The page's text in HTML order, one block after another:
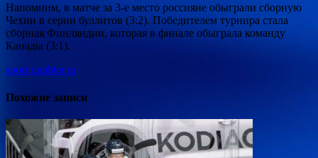
Напомним, в матче за 3-е место россияне обыграли сборную
Чехии в серии буллитов (3:2). Победителем турнира стала
сборная Финляндии, которая в финале обыграла команду
Канады (3:1).
sport.rambler.ru
Похожие записи